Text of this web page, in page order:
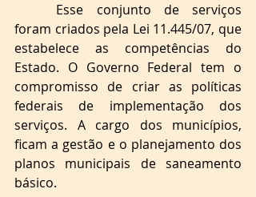
Esse conjunto de serviços
foram criados pela Lei 11.445/07, que
estabelece as competências do
Estado. O Governo Federal tem o
compromisso de criar as políticas
federais de implementação dos
serviços. A cargo dos municípios,
ficam a gestão e o planejamento dos
planos municipais de saneamento
básico.